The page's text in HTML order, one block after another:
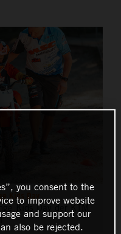
Kids Day
Kids Day der KTM
you consent to the
to improve website
and support our
also be rejected.